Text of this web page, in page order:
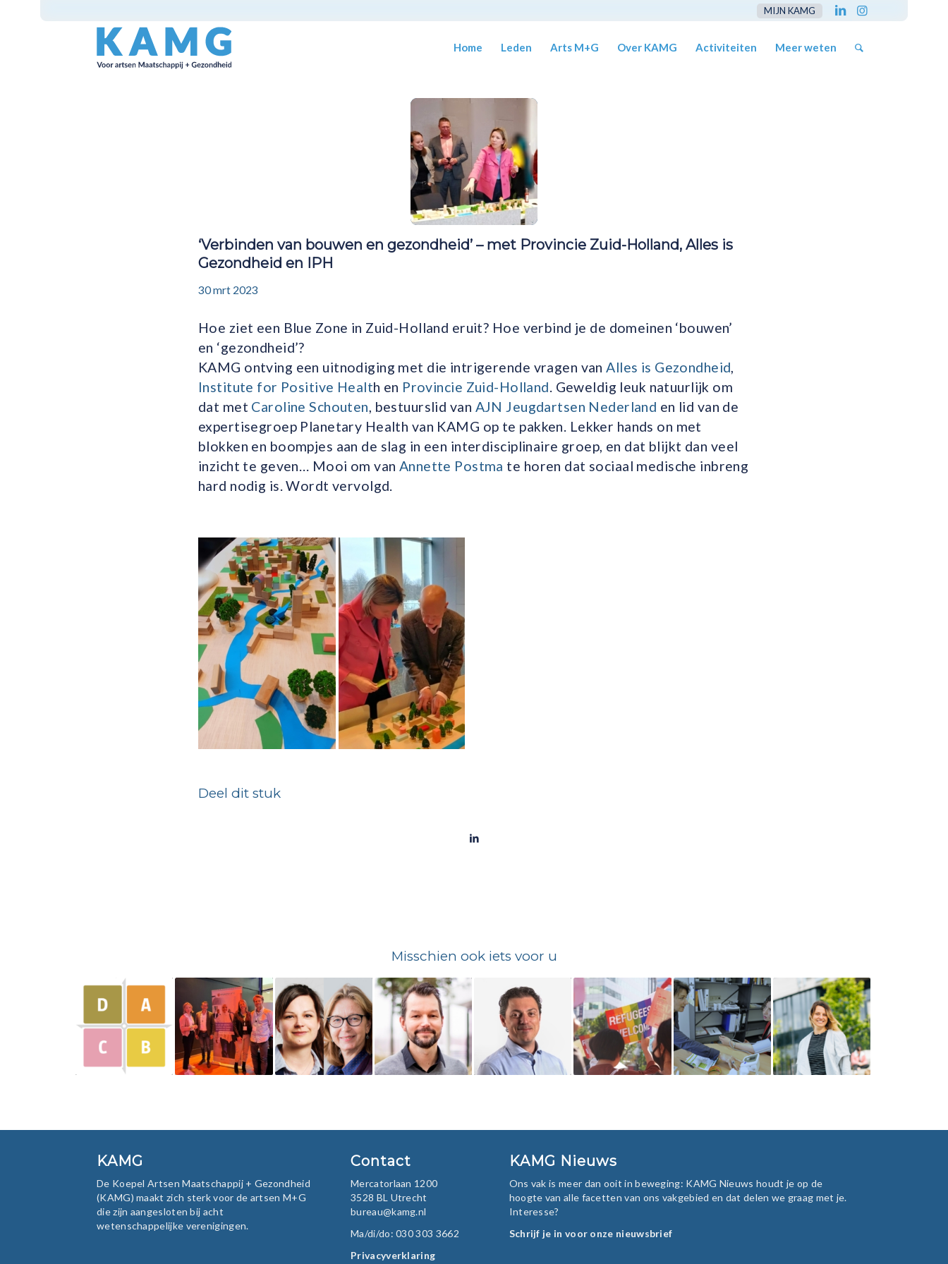
MIJN KAMG
Home Leden Arts M+G Over KAMG Activiteiten Meer weten
‘Verbinden van bouwen en gezondheid’ – met Provincie Zuid-Holland, Alles is
Gezondheid en IPH
30 mrt 2023
Hoe ziet een Blue Zone in Zuid-Holland eruit? Hoe verbind je de domeinen ‘bouwen’
en ‘gezondheid’?
KAMG ontving een uitnodiging met die intrigerende vragen vanAlles is Gezondheid,
Institute for Positive Health en Provincie Zuid-Holland. Geweldig leuk natuurlijk om
dat met Caroline Schouten, bestuurslid van AJN Jeugdartsen Nederland en lid van de
expertisegroep Planetary Health van KAMG op te pakken. Lekker hands on met
blokken en boompjes aan de slag in een interdisciplinaire groep, en dat blijkt dan veel
inzicht te geven… Mooi om van Annette Postma te horen dat sociaal medische inbreng
hard nodig is. Wordt vervolgd.
Deel dit stuk
Misschien ook iets voor u
KAMG
De Koepel Artsen Maatschappij + Gezondheid
(KAMG) maakt zich sterk voor de artsen M+G
die zijn aangesloten bij acht
wetenschappelijke verenigingen.
Contact
Mercatorlaan 1200
3528 BL Utrecht
bureau@kamg.nl
Ma/di/do: 030 303 3662
Privacyverklaring
KAMG Nieuws
Ons vak is meer dan ooit in beweging: KAMG Nieuws houdt je op de
hoogte van alle facetten van ons vakgebied en dat delen we graag met je.
Interesse?
Schrijf je in voor onze nieuwsbrief